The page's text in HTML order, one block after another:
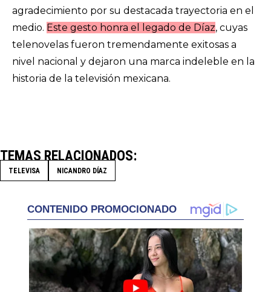
agradecimiento por su destacada trayectoria en el
medio. Este gesto honra el legado de Díaz, cuyas
telenovelas fueron tremendamente exitosas a
nivel nacional y dejaron una marca indeleble en la
historia de la televisión mexicana.
TEMAS RELACIONADOS
TELEVISA NICANDRO DÍAZ